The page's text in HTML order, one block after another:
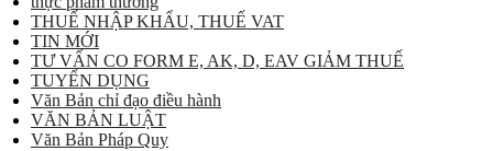
THUẾ NHẬP KHẨU, THUẾ VAT
TIN MỚI
TƯ VẤN CO FORM E, AK, D, EAV GIẢM THUẾ
TUYỂN DỤNG
Văn Bản chỉ đạo điều hành
VĂN BẢN LUẬT
Văn Bản Pháp Quy